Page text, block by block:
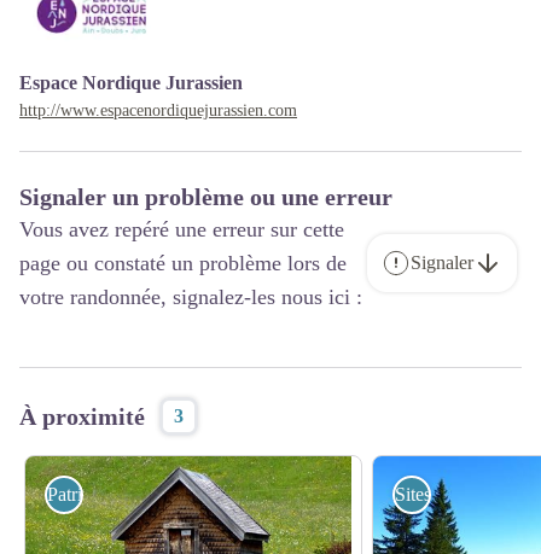
Espace Nordique Jurassien
http://www.espacenordiquejurassien.com
Signaler un problème ou une erreur
Vous avez repéré une erreur sur cette
page ou constaté un problème lors de
votre randonnée, signalez-les nous ici :
Signaler
À proximité 3
Patrimoine Culturel Sites Naturels